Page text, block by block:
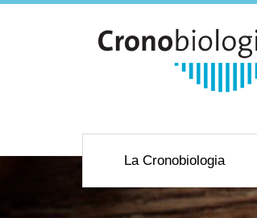
La Cronobiologia